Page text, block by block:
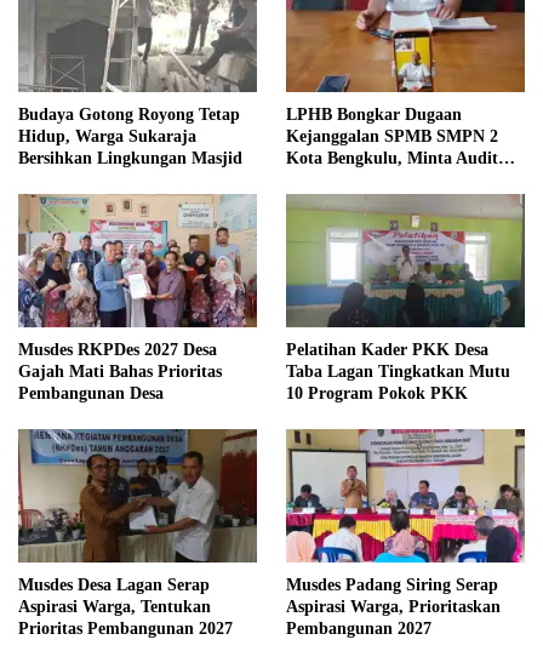
Budaya Gotong Royong Tetap
Hidup, Warga Sukaraja
Bersihkan Lingkungan Masjid
LPHB Bongkar Dugaan
Kejanggalan SPMB SMPN 2
Kota Bengkulu, Minta Audit
Musdes RKPDes 2027 Desa
Gajah Mati Bahas Prioritas
Pembangunan Desa
Pelatihan Kader PKK Desa
Taba Lagan Tingkatkan Mutu
10 Program Pokok PKK
Musdes Desa Lagan Serap
Aspirasi Warga, Tentukan
Prioritas Pembangunan 2027
Musdes Padang Siring Serap
Aspirasi Warga, Prioritaskan
Pembangunan 2027